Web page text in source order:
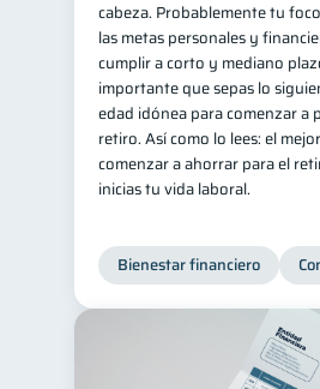
cabeza. Probablemente tu
las metas personales y
cumplir a corto y mediano
importante que sepas lo
edad idónea para comenzar a
retiro. Así como lo lees: el
comenzar a ahorrar para el
inicias tu vida laboral.
Bienestar financiero